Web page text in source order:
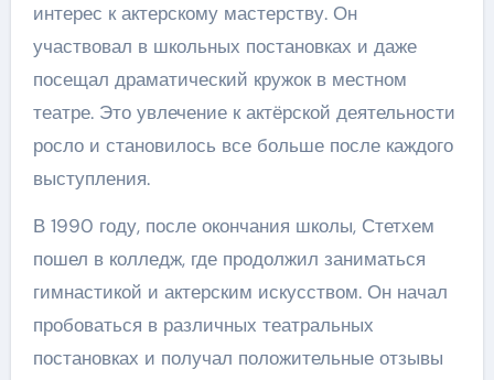
интерес к актерскому мастерству. Он
участвовал в школьных постановках и даже
посещал драматический кружок в местном
театре. Это увлечение к актёрской деятельности
росло и становилось все больше после каждого
выступления.
В 1990 году, после окончания школы, Стетхем
пошел в колледж, где продолжил заниматься
гимнастикой и актерским искусством. Он начал
пробоваться в различных театральных
постановках и получал положительные отзывы